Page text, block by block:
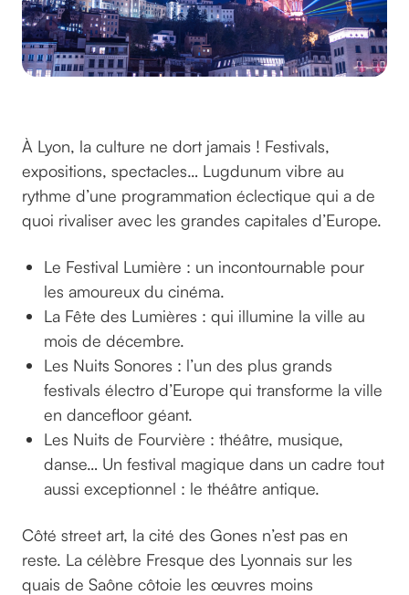
À Lyon, la culture ne dort jamais ! Festivals,
expositions, spectacles… Lugdunum vibre au
rythme d’une programmation éclectique qui a de
quoi rivaliser avec les grandes capitales d’Europe.
Le Festival Lumière : un incontournable pour
les amoureux du cinéma.
La Fête des Lumières : qui illumine la ville au
mois de décembre.
Les Nuits Sonores : l’un des plus grands
festivals électro d’Europe qui transforme la ville
en dancefloor géant.
Les Nuits de Fourvière : théâtre, musique,
danse… Un festival magique dans un cadre tout
aussi exceptionnel : le théâtre antique.
Côté street art, la cité des Gones n’est pas en
reste. La célèbre Fresque des Lyonnais sur les
quais de Saône côtoie les œuvres moins